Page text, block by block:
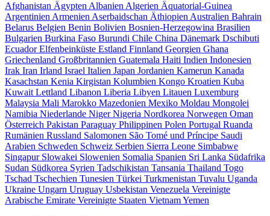
Afghanistan Ägypten Albanien Algerien Äquatorial-Guinea
Argentinien Armenien Aserbaidschan Äthiopien Australien Bahrain
Belarus Belgien Benin Bolivien Bosnien-Herzegowina Brasilien
Bulgarien Burkina Faso Burundi Chile China Dänemark Dschibuti
EcuadorElfenbeinküste Estland Finnland Georgien Ghana
Griechenland Großbritannien Guatemala Haiti Indien Indonesien
Irak Iran Irland Israel Italien Japan Jordanien Kamerun Kanada
Kasachstan Kenia Kirgistan Kolumbien Kongo Kroatien Kuba
Kuwait Lettland Libanon Liberia Libyen Litauen Luxemburg
Malaysia Mali Marokko Mazedonien Mexiko Moldau Mongolei
Namibia Niederlande NigerNigeria Nordkorea Norwegen Oman
Österreich Pakistan Paraguay Philippinen Polen Portugal Ruanda
Rumänien Russland Salomonen São Tomé und Príncipe Saudi
Arabien Schweden Schweiz Serbien Sierra Leone Simbabwe
Singapur Slowakei Slowenien Somalia Spanien Sri Lanka Südafrika
Sudan Südkorea Syrien Tadschikistan Tansania Thailand Togo
Tschad Tschechien Tunesien Türkei Turkmenistan Tuvalu Uganda
Ukraine Ungarn Uruguay Usbekistan Venezuela Vereinigte
Arabische Emirate Vereinigte Staaten VietnamYemen